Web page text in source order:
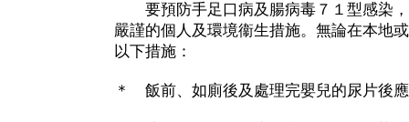
要預防手足口病及腸病毒７１型感染，
嚴謹的個人及環境衞生措施。無論在本地
以下措施：
＊ 飯前、如廁後及處理完嬰兒的尿片後